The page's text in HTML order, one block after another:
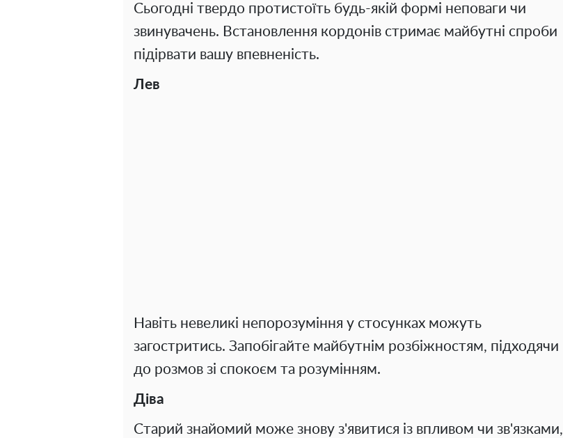
Сьогодні твердо протистоїть будь-якій формі неповаги чи
звинувачень. Встановлення кордонів стримає майбутні спроби
підірвати вашу впевненість.
Лев
Навіть невеликі непорозуміння у стосунках можуть
загостритись. Запобігайте майбутнім розбіжностям, підходячи
до розмов зі спокоєм та розумінням.
Діва
Старий знайомий може знову з'явитися із впливом чи зв'язками,